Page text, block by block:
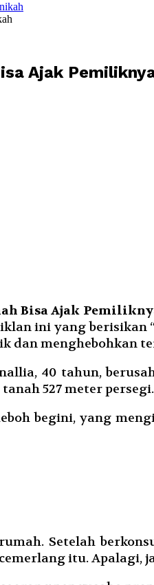
Ajak
Bisa Ajak
ini yang
dan menghebohkan
40 tahun,
527 meter
begini, yang
Setelah
itu. Apalagi,